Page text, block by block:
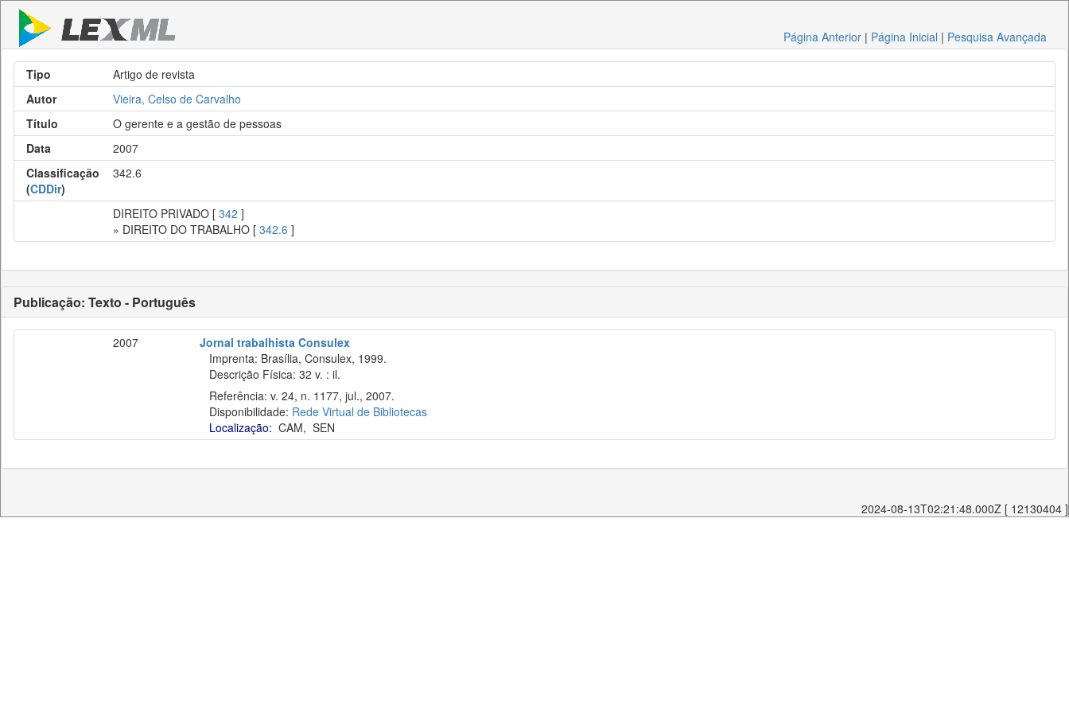
Página Anterior | Página Inicial | Pesquisa Avançada
Tipo
Artigo de revista
Autor
Vieira, Celso de Carvalho
Título
O gerente e a gestão de pessoas
Data
2007
Classificação
(CDDir)
342.6
DIREITO PRIVADO [ 342 ]
» DIREITO DO TRABALHO [ 342.6 ]
Publicação: Texto - Português
2007
Jornal trabalhista Consulex
Imprenta: Brasília, Consulex, 1999.
Descrição Física: 32 v. : il.
Referência: v. 24, n. 1177, jul., 2007.
Disponibilidade: Rede Virtual de Bibliotecas
Localização: CAM, SEN
2024-08-13T02:21:48.000Z [ 12130404 ]